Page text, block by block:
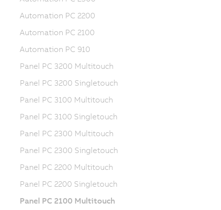
Automation PC 2200
Automation PC 2100
Automation PC 910
Panel PC 3200 Multitouch
Panel PC 3200 Singletouch
Panel PC 3100 Multitouch
Panel PC 3100 Singletouch
Panel PC 2300 Multitouch
Panel PC 2300 Singletouch
Panel PC 2200 Multitouch
Panel PC 2200 Singletouch
Panel PC 2100 Multitouch